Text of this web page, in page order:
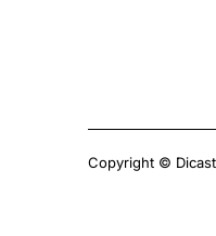
Copyright ©